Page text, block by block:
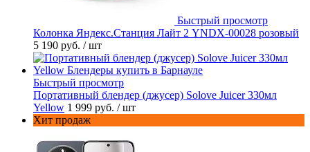
Быстрый просмотр
Колонка Яндекс.Станция Лайт 2 YNDX-00028 розовый
5 190 руб. / шт
Быстрый просмотр
Портативный блендер (джусер) Solove Juicer 330мл
Yellow 1 999 руб. / шт
Хит продаж